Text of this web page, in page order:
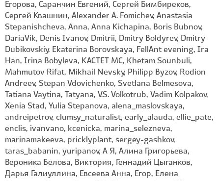
Егорова, Саранчин Евгений, Сергей Бимбиреков,
Сергей Квашнин, Alexander A. Fomichev, Anastasia
Stepanishcheva, Anna, Anna Kichapina, Boris Bubnov,
DariaVik, Denis Ivanov, Dmitrii, Dmitry Boldyrev, Dmitry
Dubikovskiy, Ekaterina Borovskaya, FellAnt evening, Ira
Han, Irina Bobyleva, KACTET MC, Khetam Sounbuli,
Mahmutov Rifat, Mikhail Nevsky, Philipp Byzov, Rodion
Andreev, Stepan Vdovichenko, Svetlana Belmesova,
Tatiana Vaytina, Tatyana, V.S. Volkotrub, Vadim Kolpakov,
Xenia Stad, Yulia Stepanova, alena_maslovskaya,
andreipetrov, clumsy_naturalist, early_alauda, ellie_pate,
enclis, ivanvano, kcenicka, marina_selezneva,
marinamakeeva, pricklyplant, sergey-gashkov,
taras_babanin, yuripanov, А Я, Алина Григорьева,
Вероника Белова, Виктория, Геннадий Цыганков,
Дарья Галиуллина, Евсеева Анна, Егор, Елена